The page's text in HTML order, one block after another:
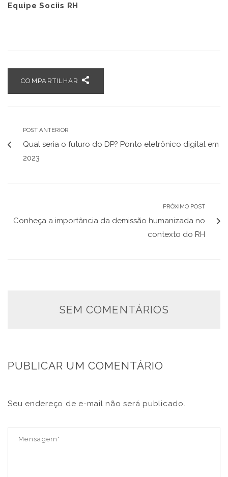
Equipe Sociis RH
COMPARTILHAR
POST ANTERIOR
Qual seria o futuro do DP? Ponto eletrônico digital em
2023
PRÓXIMO POST
Conheça a importância da demissão humanizada no
contexto do RH
SEM COMENTÁRIOS
PUBLICAR UM COMENTÁRIO
Seu endereço de e-mail não será publicado.